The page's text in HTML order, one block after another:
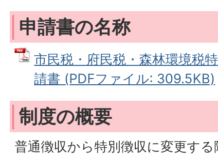
申請書の名称
市民税・府民税・森林環境税
請書 (PDFファイル: 309.5KB)
制度の概要
普通徴収から特別徴収に変更す